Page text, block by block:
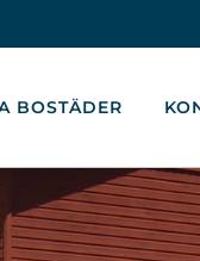
BOSTÄDER